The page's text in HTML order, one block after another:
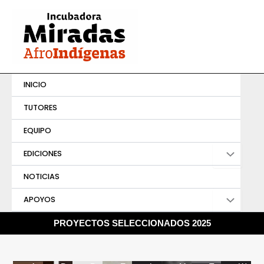
contenido
INICIO
TUTORES
EQUIPO
EDICIONES
NOTICIAS
APOYOS
PROYECTOS SELECCIONADOS 2025